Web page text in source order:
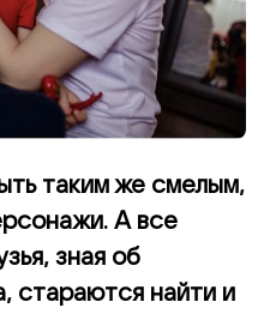
таким же смелым,
А все
зная об
стараются найти и